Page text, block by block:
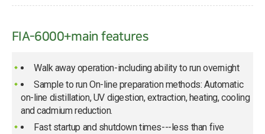
FIA-6000+main features
Walk away operation-including ability to run overnight
Sample to run On-line preparation methods: Automatic
on-line distillation, UV digestion, extraction, heating, cooling
and cadmium reduction.
Fast startup and shutdown times---less than five